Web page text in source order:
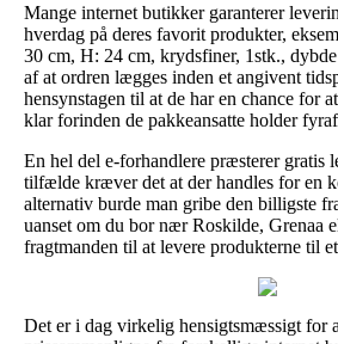
Mange internet butikker garanterer
hverdag på deres favorit produkter,
30 cm, H: 24 cm, krydsfiner, 1stk.,
af at ordren lægges inden et angivent
hensynstagen til at de har en chance for
klar forinden de pakkeansatte holder
En hel del e-forhandlere præsterer gratis
tilfælde kræver det at der handles for en
alternativ burde man gribe den billigste
uanset om du bor nær Roskilde, Grenaa
fragtmanden til at levere produkterne til
Det er i dag virkelig hensigtsmæssigt for